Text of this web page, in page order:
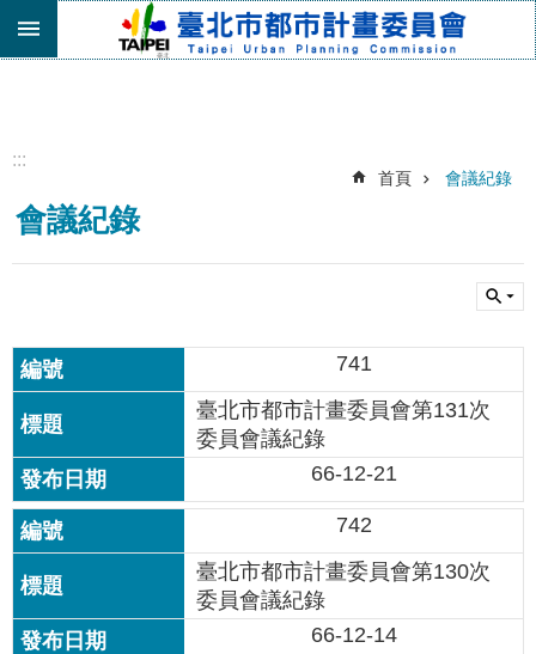
跳到主要內容區塊
關
介
紹
計
畫
委
員
會
專
區
土
計
畫
:::
首頁 會議紀錄
會議紀錄
741
臺北市都市計畫委員會第131次
委員會議紀錄
66-12-21
742
臺北市都市計畫委員會第130次
委員會議紀錄
66-12-14